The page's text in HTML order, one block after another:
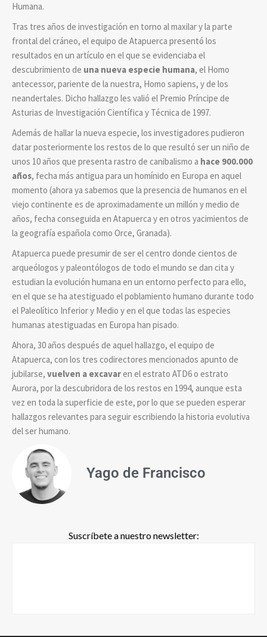
Humana.
Tras tres años de investigación en torno al maxilar y la parte
frontal del cráneo, el equipo de Atapuerca presentó los
resultados en un artículo en el que se evidenciaba el
descubrimiento de una nueva especie humana, el Homo
antecessor, pariente de la nuestra, Homo sapiens, y de los
neandertales. Dicho hallazgo les valió el Premio Príncipe de
Asturias de Investigación Científica y Técnica de 1997.
Además de hallar la nueva especie, los investigadores pudieron
datar posteriormente los restos de lo que resultó ser un niño de
unos 10 años que presenta rastro de canibalismo a hace 900.000
años, fecha más antigua para un homínido en Europa en aquel
momento (ahora ya sabemos que la presencia de humanos en el
viejo continente es de aproximadamente un millón y medio de
años, fecha conseguida en Atapuerca y en otros yacimientos de
la geografía española como Orce, Granada).
Atapuerca puede presumir de ser el centro donde cientos de
arqueólogos y paleontólogos de todo el mundo se dan cita y
estudian la evolución humana en un entorno perfecto para ello,
en el que se ha atestiguado el poblamiento humano durante todo
el Paleolítico Inferior y Medio y en el que todas las especies
humanas atestiguadas en Europa han pisado.
Ahora, 30 años después de aquel hallazgo, el equipo de
Atapuerca, con los tres codirectores mencionados apunto de
jubilarse, vuelven a excavaren el estrato ATD6 o estrato
Aurora, por la descubridora de los restos en 1994, aunque esta
vez en toda la superficie de este, por lo que se pueden esperar
hallazgos relevantes para seguir escribiendo la historia evolutiva
del ser humano.
Yago de Francisco
Suscríbete a nuestro newsletter: